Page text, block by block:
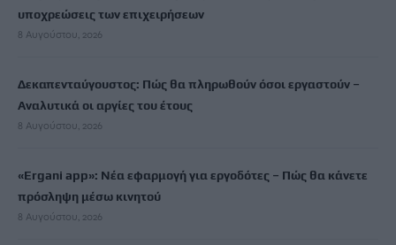
υποχρεώσεις των επιχειρήσεων
8 Αυγούστου, 2026
Δεκαπενταύγουστος: Πώς θα πληρωθούν όσοι εργαστούν –
Αναλυτικά οι αργίες του έτους
8 Αυγούστου, 2026
«Ergani app»: Νέα εφαρμογή για εργοδότες – Πώς θα κάνετε
πρόσληψη μέσω κινητού
8 Αυγούστου, 2026